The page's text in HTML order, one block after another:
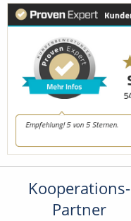
Kooperations-
Partner